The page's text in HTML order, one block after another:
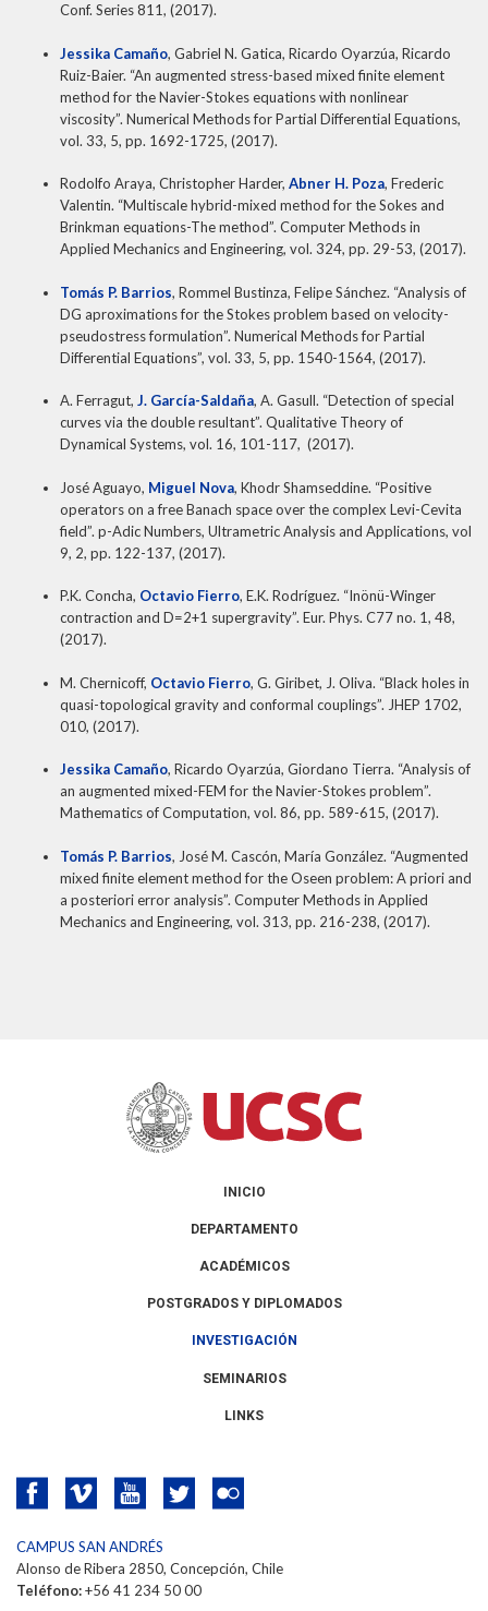
Conf. Series 811, (2017).
Jessika Camaño, Gabriel N. Gatica, Ricardo Oyarzúa, Ricardo
Ruiz-Baier. “An augmented stress-based mixed finite element
method for the Navier-Stokes equations with nonlinear
viscosity”. Numerical Methods for Partial Differential Equations,
vol. 33, 5, pp. 1692-1725, (2017).
Rodolfo Araya, Christopher Harder, Abner H. Poza, Frederic
Valentin. “Multiscale hybrid-mixed method for the Sokes and
Brinkman equations-The method”. Computer Methods in
Applied Mechanics and Engineering, vol. 324, pp. 29-53, (2017).
Tomás P. Barrios, Rommel Bustinza, Felipe Sánchez. “Analysis of
DG aproximations for the Stokes problem based on velocity-
pseudostress formulation”. Numerical Methods for Partial
Differential Equations”, vol. 33, 5, pp. 1540-1564, (2017).
A. Ferragut, J. García-Saldaña, A. Gasull. “Detection of special
curves via the double resultant”. Qualitative Theory of
Dynamical Systems, vol. 16, 101-117, (2017).
José Aguayo, Miguel Nova, Khodr Shamseddine. “Positive
operators on a free Banach space over the complex Levi-Cevita
field”. p-Adic Numbers, Ultrametric Analysis and Applications, vol
9, 2, pp. 122-137, (2017).
P.K. Concha, Octavio Fierro, E.K. Rodríguez. “Inönü-Winger
contraction and D=2+1 supergravity”. Eur. Phys. C77 no. 1, 48,
(2017).
M. Chernicoff, Octavio Fierro, G. Giribet, J. Oliva. “Black holes in
quasi-topological gravity and conformal couplings”. JHEP 1702,
010, (2017).
Jessika Camaño, Ricardo Oyarzúa, Giordano Tierra. “Analysis of
an augmented mixed-FEM for the Navier-Stokes problem”.
Mathematics of Computation, vol. 86, pp. 589-615, (2017).
Tomás P. Barrios, José M. Cascón, María González. “Augmented
mixed finite element method for the Oseen problem: A priori and
a posteriori error analysis”. Computer Methods in Applied
Mechanics and Engineering, vol. 313, pp. 216-238, (2017).
INICIO
DEPARTAMENTO
ACADÉMICOS
POSTGRADOS Y DIPLOMADOS
INVESTIGACIÓN
SEMINARIOS
LINKS
CAMPUS SAN ANDRÉS
Alonso de Ribera 2850, Concepción, Chile
Teléfono:+56 41 234 50 00